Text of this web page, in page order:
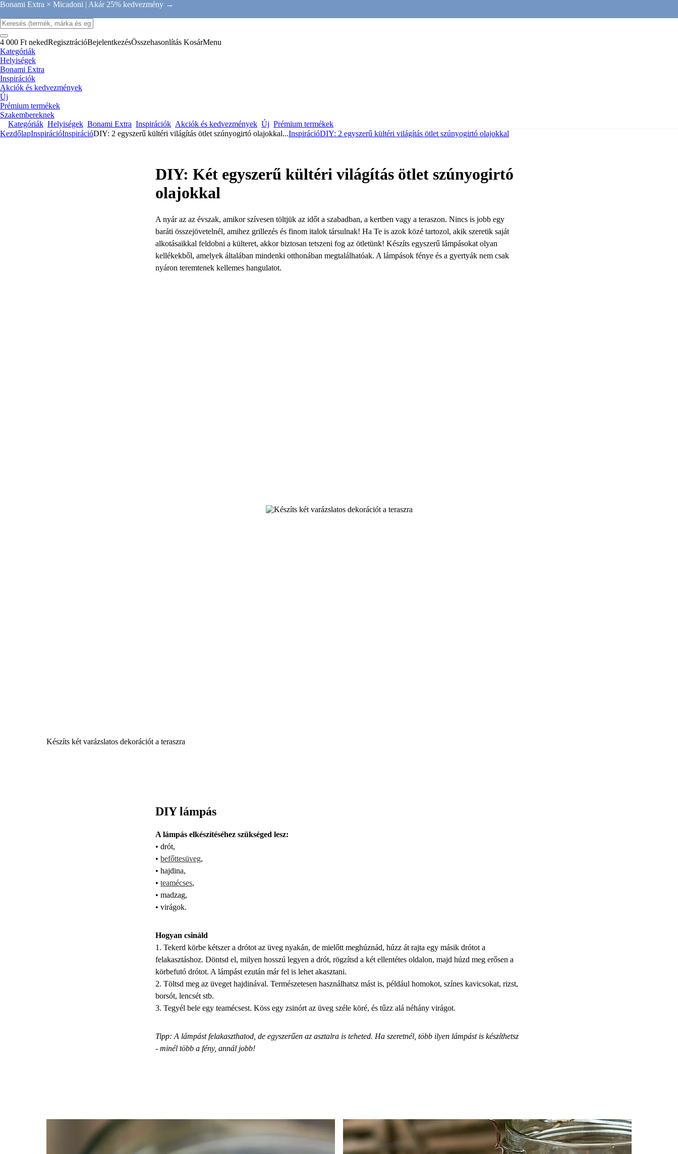
Bonami Extra × Micadoni | Akár 25% kedvezmény →
4 000 Ft nekedRegisztrációBejelentkezésÖsszehasonlítás KosárMenu
Kategóriák
Helyiségek
Bonami Extra
Inspirációk
Akciók és kedvezmények
Új
Prémium termékek
Szakembereknek
Kategóriák Helyiségek Bonami Extra Inspirációk Akciók és kedvezmények Új Prémium termékek
KezdőlapInspirációInspirációDIY: 2 egyszerű kültéri világítás ötlet szúnyogirtó olajokkal...InspirációDIY: 2 egyszerű kültéri világítás ötlet szúnyogirtó olajokkal
DIY: Két egyszerű kültéri világítás ötlet szúnyogirtó
olajokkal
A nyár az az évszak, amikor szívesen töltjük az időt a szabadban, a kertben vagy a teraszon. Nincs is jobb egy
baráti összejövetelnél, amihez grillezés és finom italok társulnak! Ha Te is azok közé tartozol, akik szeretik saját
alkotásaikkal feldobni a külteret, akkor biztosan tetszeni fog az ötletünk! Készíts egyszerű lámpásokat olyan
kellékekből, amelyek általában mindenki otthonában megtalálhatóak. A lámpások fénye és a gyertyák nem csak
nyáron teremtenek kellemes hangulatot.
Készíts két varázslatos dekorációt a teraszra
DIY lámpás
A lámpás elkészítéséhez szükséged lesz:
• drót,
• befőttesüveg,
• hajdina,
• teamécses,
• madzag,
• virágok.
Hogyan csináld
1. Tekerd körbe kétszer a drótot az üveg nyakán, de mielőtt meghúznád, húzz át rajta egy másik drótot a
felakasztáshoz. Döntsd el, milyen hosszú legyen a drót, rögzítsd a két ellentétes oldalon, majd húzd meg erősen a
körbefutó drótot. A lámpást ezután már fel is lehet akasztani.
2. Töltsd meg az üveget hajdinával. Természetesen használhatsz mást is, például homokot, színes kavicsokat, rizst,
borsót, lencsét stb.
3. Tegyél bele egy teamécsest. Köss egy zsinórt az üveg széle köré, és tűzz alá néhány virágot.
Tipp: A lámpást felakaszthatod, de egyszerűen az asztalra is teheted. Ha szeretnél, több ilyen lámpást is készíthetsz
- minél több a fény, annál jobb!